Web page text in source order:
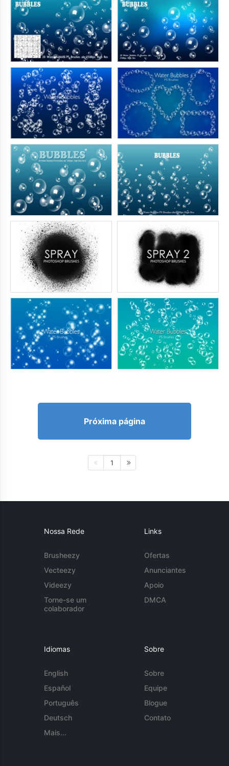
Próxima página
1
Nossa Rede
Brusheezy
Vecteezy
Videezy
Torne-se um
colaborador
Links
Ofertas
Anunciantes
Apoio
DMCA
Idiomas
English
Español
Português
Deutsch
Mais...
Sobre
Sobre
Equipe
Blogue
Contato